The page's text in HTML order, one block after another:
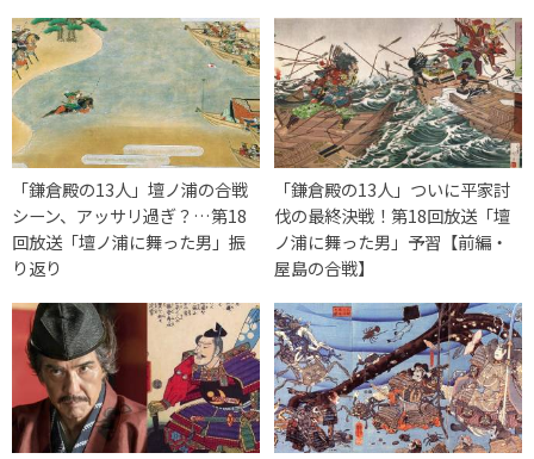
「鎌倉殿の13人」壇ノ浦の合戦
シーン、アッサリ過ぎ？…第18
回放送「壇ノ浦に舞った男」振
り返り
「鎌倉殿の13人」ついに平家討
伐の最終決戦！第18回放送「壇
ノ浦に舞った男」予習【前編・
屋島の合戦】